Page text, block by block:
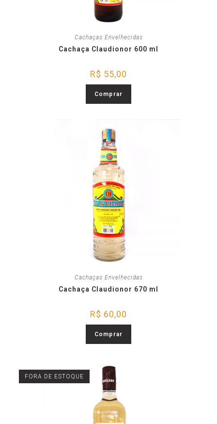
Cachaças Envelhecidas
Cachaça Claudionor 600 ml
R$ 55,00
Comprar
Cachaças Envelhecidas
Cachaça Claudionor 670 ml
R$ 60,00
Comprar
FORA DE ESTOQUE